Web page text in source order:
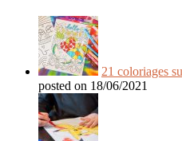
21 coloriages
posted on 18/06/2021